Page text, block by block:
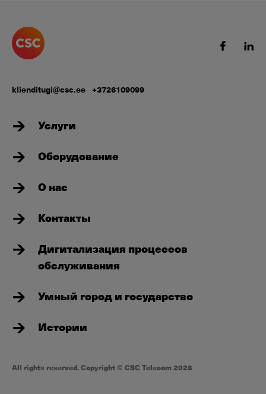
klienditugi@csc.ee +3726109099
Услуги
Оборудование
О нас
Контакты
Дигитализация процессов
обслуживания
Умный город и государство
Истории
All rights reserved. Copyright © CSC Telecom 2026